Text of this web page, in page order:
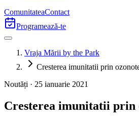
ComunitateaContact
Programează-te
Vraja Mării by the Park
Cresterea imunitatii prin
Noutăți · 25 ianuarie 2021
Cresterea imunitatii prin